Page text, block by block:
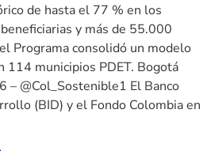
de hasta el 77 % en los
y más de 55.000
Programa consolidó un modelo
municipios PDET. Bogotá
– @Col_Sostenible1 El Banco
(BID) y el Fondo Colombia en